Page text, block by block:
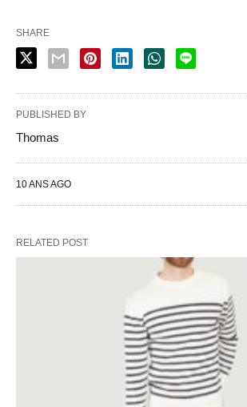
SHARE
PUBLISHED BY
Thomas
10 ANS AGO
RELATED POST